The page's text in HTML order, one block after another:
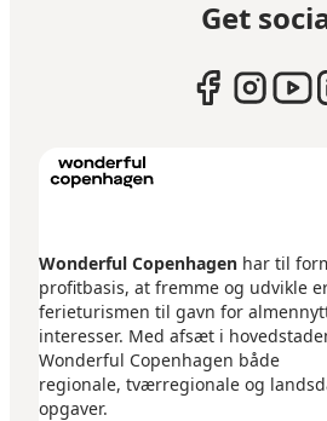
Get
Wonderful Copenhagen har til
profitbasis, at fremme og udvikle
ferieturismen til gavn for
interesser. Med afsæt i
Wonderful Copenhagen både
regionale, tværregionale og
opgaver.